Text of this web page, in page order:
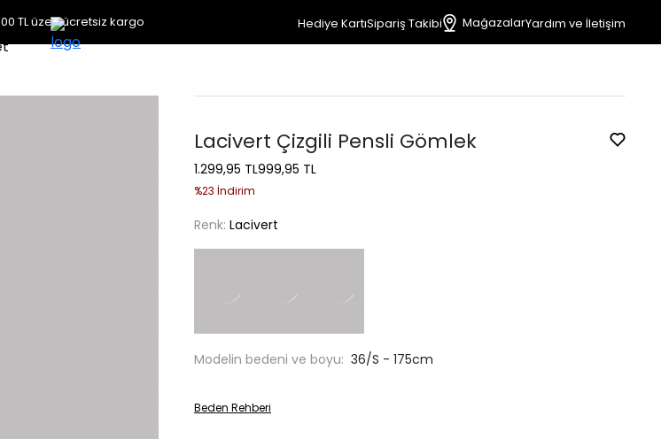
TL üzeri ücretsiz kargo Hediye KartıSipariş Takibi MağazalarYardım ve İletişim
Lacivert Çizgili Pensli Gömlek
1.299,95 TL999,95 TL
%23 İndirim
Renk: Lacivert
Modelin bedeni ve boyu: 36/S - 175cm
Beden Rehberi